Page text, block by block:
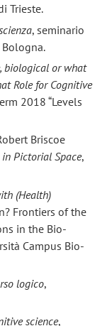
Trieste.
, seminario
biological or what
Role for Cognitive
2018 “Levels
Briscoe
Pictorial Space,
(Health)
Frontiers of the
in the Bio-
Campus Bio-
logico,
science,